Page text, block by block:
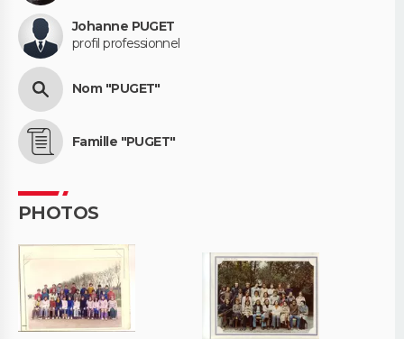
Johanne PUGET
profil professionnel
Nom "PUGET"
Famille "PUGET"
PHOTOS